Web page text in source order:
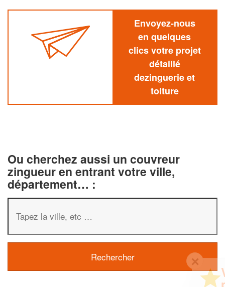
Envoyez-nous
en quelques
clics votre projet
détaillé
dezinguerie et
toiture
Ou cherchez aussi un couvreur
zingueur en entrant votre ville,
département… :
Vous êtes un